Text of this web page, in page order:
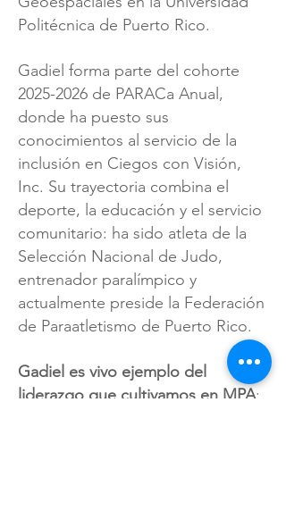
Politécnica de Puerto Rico.
Gadiel forma parte del cohorte
2025-2026 de PARACa Anual,
donde ha puesto sus
conocimientos al servicio de la
inclusión en Ciegos con Visión,
Inc. Su trayectoria combina el
deporte, la educación y el servicio
comunitario: ha sido atleta de la
Selección Nacional de Judo,
entrenador paralímpico y
actualmente preside la Federación
de Paraatletismo de Puerto Rico.
Gadiel es vivo ejemplo del
liderazgo que cultivamos en MPA: